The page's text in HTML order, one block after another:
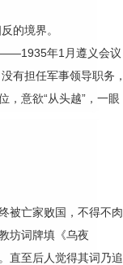
的境界。
——1935年1月遵义会议
有担任军事领导职务，
，意欲“从头越”，一眼
被亡家败国，不得不肉
坊词牌填《乌夜
直至后人觉得其词乃追